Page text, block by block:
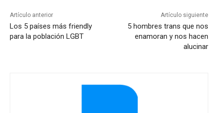
Artículo anterior
Los 5 países más friendly
para la población LGBT
Artículo siguiente
5 hombres trans que nos
enamoran y nos hacen
alucinar